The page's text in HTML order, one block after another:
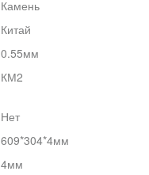
Камень
Китай
0.55мм
КМ2
Нет
609*304*4мм
4мм